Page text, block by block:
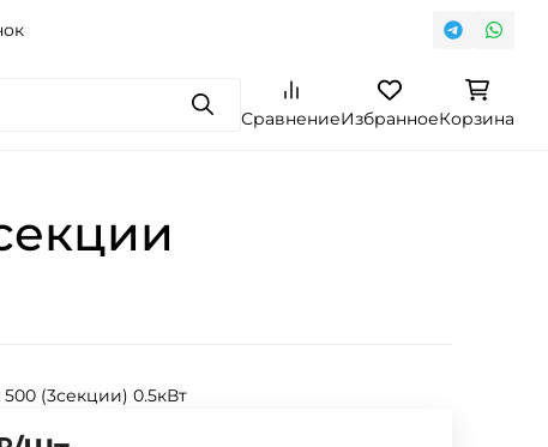
ПоискСравнениеИзбранноеКорзина
500 (3секции) 0.5кВт